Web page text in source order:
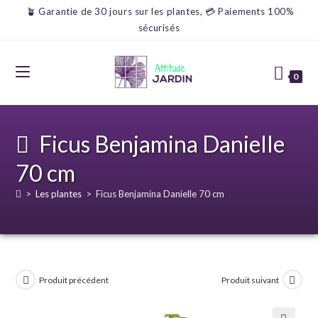
🪴 Garantie de 30 jours sur les plantes, 💳 Paiements 100%
sécurisés
0
Ficus Benjamina Danielle
70 cm
> Les plantes > Ficus Benjamina Danielle 70 cm
Produit précédent Produit suivant